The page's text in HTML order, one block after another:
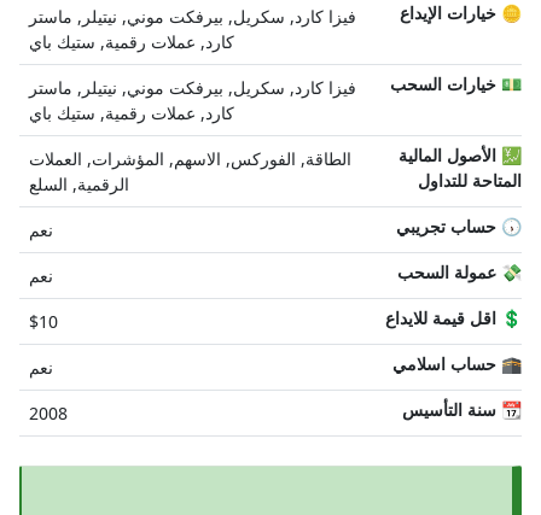
فيزا كارد, سكريل, بيرفكت موني, نيتيلر, ماستر
كارد, عملات رقمية, ستيك باي
🪙 خيارات الإيداع
فيزا كارد, سكريل, بيرفكت موني, نيتيلر, ماستر
كارد, عملات رقمية, ستيك باي
💵 خيارات السحب
الطاقة, الفوركس, الاسهم, المؤشرات, العملات
الرقمية, السلع
💹 الأصول المالية
المتاحة للتداول
نعم 🕠 حساب تجريبي
نعم 💸 عمولة السحب
$10 💲 اقل قيمة للايداع
نعم 🕋 حساب اسلامي
2008 📆 سنة التأسيس